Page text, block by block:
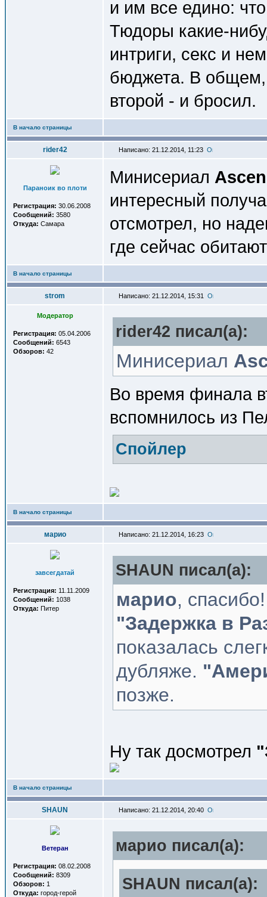
и им все едино:
Тюдоры какие-
интриги, секс и
бюджета. В общем,
второй - и бросил.
В начало страницы
rider42 Написано: 21.12.2014, 11:23
Параноик во плоти
Регистрация: 30.06.2008
Сообщений: 3580
Откуда: Самара
Минисериал
интересный
отсмотрел, но
где сейчас
В начало страницы
strom Написано: 21.12.2014, 15:31
Модератор
Регистрация: 05.04.2006
Сообщений: 6543
Обзоров: 42
rider42 писал(a):
Минисериал
Во время финала
вспомнилось из
Спойлер
В начало страницы
марио Написано: 21.12.2014, 16:23
завсегдатай
Регистрация: 11.11.2009
Сообщений: 1038
Откуда: Питер
SHAUN писал(a):
марио,
"Задержка в
показалась
дубляже.
позже.
Ну так досмотрел
В начало страницы
SHAUN Написано: 21.12.2014, 20:40
Ветеран
Регистрация: 08.02.2008
Сообщений: 8309
Обзоров: 1
Откуда: город-герой
марио писал(a):
SHAUN писал(a):